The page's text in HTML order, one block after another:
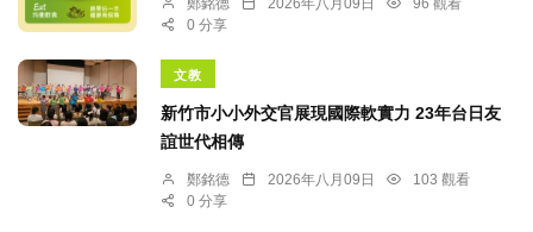
鄭銘德 2026年八月09日
96 觀看
0 分享
文教
新竹市小小外交官展現國際軟實力 23年台日友
誼世代相傳
鄭銘德 2026年八月09日
103 觀看
0 分享